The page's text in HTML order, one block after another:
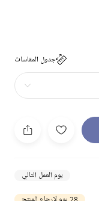
جدول المقاسات
يوم العمل التالي